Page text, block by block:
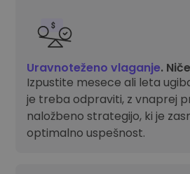
Uravnoteženo vlaganje.
Izpustite mesece ali leta
je treba odpraviti, z vnaprej
naložbeno strategijo, ki je
optimalno uspešnost.